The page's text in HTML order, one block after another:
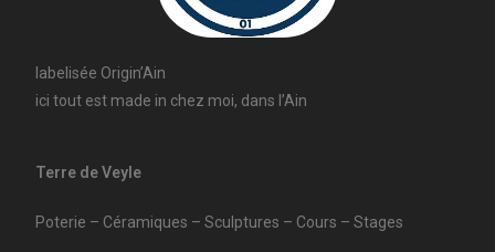
labelisée Origin’Ain
ici tout est made in chez moi, dans l’Ain
Terre de Veyle
Poterie – Céramiques – Sculptures – Cours – Stages